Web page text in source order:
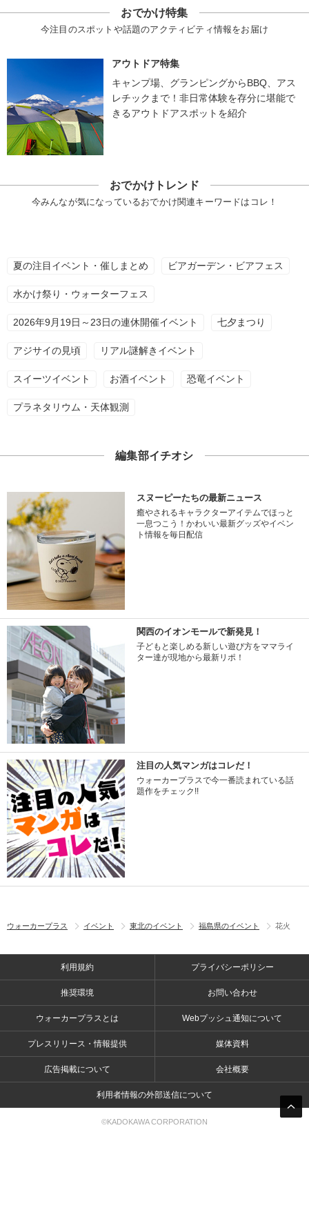
おでかけ特集
今注目のスポットや話題のアクティビティ情報をお届け
アウトドア特集
キャンプ場、グランピングからBBQ、アス
レチックまで！非日常体験を存分に堪能で
きるアウトドアスポットを紹介
おでかけトレンド
今みんなが気になっているおでかけ関連キーワードはコレ！
夏の注目イベント・催しまとめ ビアガーデン・ビアフェス
水かけ祭り・ウォーターフェス
2026年9月19日～23日の連休開催イベント 七夕まつり
アジサイの見頃 リアル謎解きイベント
スイーツイベント お酒イベント 恐竜イベント
プラネタリウム・天体観測
編集部イチオシ
スヌーピーたちの最新ニュース
癒やされるキャラクターアイテムでほっと
一息つこう！かわいい最新グッズやイベン
ト情報を毎日配信
関西のイオンモールで新発見！
子どもと楽しめる新しい遊び方をママライ
ター達が現地から最新リポ！
注目の人気マンガはコレだ！
ウォーカープラスで今一番読まれている話
題作をチェック!!
ウォーカープラス イベント 東北のイベント 福島県のイベント 花火
利用規約 プライバシーポリシー
推奨環境 お問い合わせ
ウォーカープラスとは Webプッシュ通知について
プレスリリース・情報提供 媒体資料
広告掲載について 会社概要
利用者情報の外部送信について
©KADOKAWA CORPORATION